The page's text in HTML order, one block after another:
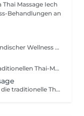
Massage Iech
Behandlungen an
Erleben Sie die Essenz traditioneller thailändischer Wellness in einem harmonischen Wohlfühlritual. Entwickelt, um den Körper zu entspannen, muskuläre Verspannungen zu lösen, die Durchblutung zu fördern und ein lang anhaltendes Gefühl von Balance und Wohlbefinden zu schenken. Enthalten sind: Traditionelle Thai-Ölmassage 90 Min. Thai-Fußreflexzonenmassage 45 Min.
Erleben Sie die authentische Kunst der traditionellen Thai-Massage eine Ganzkörperbehandlung ohne Öl, die Akupressur, Dehnungen und rhythmische Drucktechniken kombiniert. Ideal zur Lösung von Muskelverspannungen, zur Verbesserung der Beweglichkeit, zur Förderung der Durchblutung und für ein nachhaltiges Gefühl von Entspannung und Wohlbefinden.
Eine entspannende Ganzkörpermassage, die traditionelle Thai-Massagetechniken mit hochwertigen natürlichen Ölen kombiniert. Sanfte Drucktechniken und fließende Bewegungen helfen, Muskelverspannungen zu lösen, die Durchblutung zu fördern, Stress abzubauen und Körper sowie Geist nachhaltig zu entspannen.